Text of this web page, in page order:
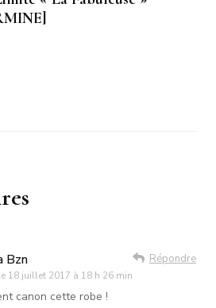
Bzn
18 juillet 2017 à 18 h 26 min
Répondre
canon cette robe !